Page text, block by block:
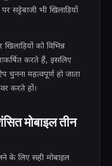
सट्टेबाजी भी खिलाड़ियों
को विभिन्न
करते हैं, इसलिए
चुनना महत्वपूर्ण हो जाता
करते हों।
मोबाइल तीन
के लिए सही मोबाइल